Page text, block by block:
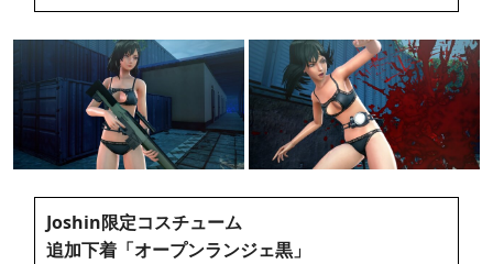
Joshin限定コスチューム
追加下着「オープンランジェ黒」